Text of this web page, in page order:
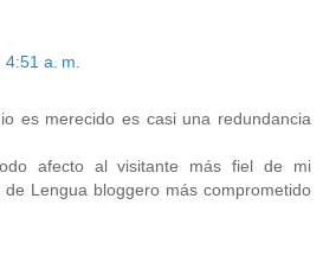
4:51 a. m.
es merecido es casi una redundancia
afecto al visitante más fiel de mi
Lengua bloggero más comprometido